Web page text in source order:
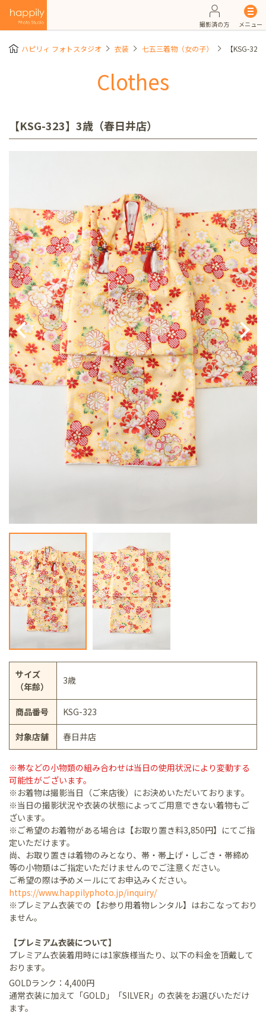
撮影済の方 メニュー
ハピリィ フォトスタジオ 衣装 七五三着物（女の子） 【KSG-
Clothes
【KSG-323】3歳（春日井店）
サイズ
（年齢）
3歳
商品番号 KSG-323
対象店舗 春日井店
※帯などの小物類の組み合わせは当日の使用状況により変動する
可能性がございます。
※お着物は撮影当日（ご来店後）にお決めいただいております。
※当日の撮影状況や衣装の状態によってご用意できない着物もご
ざいます。
※ご希望のお着物がある場合は【お取り置き料3,850円】にてご指
定いただけます。
尚、お取り置きは着物のみとなり、帯・帯上げ・しごき・帯締め
等の小物類はご指定いただけませんのでご注意ください。
ご希望の際は予めメールにてお申込みください。
https://www.happilyphoto.jp/inquiry/
※プレミアム衣装での【お参り用着物レンタル】はおこなっており
ません。
【プレミアム衣装について】
プレミアム衣装着用時には1家族様当たり、以下の料金を頂戴して
おります。
GOLDランク：4,400円
通常衣装に加えて「GOLD」「SILVER」の衣装をお選びいただけ
ます。